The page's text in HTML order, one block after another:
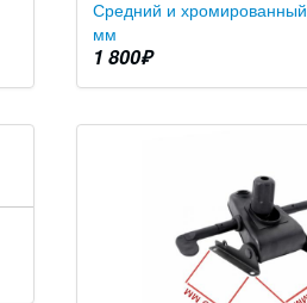
Средний и
мм
1 800₽